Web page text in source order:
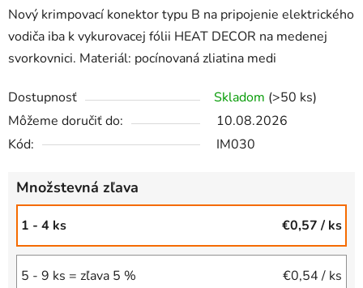
Nový krimpovací konektor typu B na pripojenie elektrického
vodiča iba k vykurovacej fólii HEAT DECOR na medenej
svorkovnici. Materiál: pocínovaná zliatina medi
Dostupnosť Skladom (>50 ks)
Môžeme doručiť do:
10.08.2026
Kód:
IM030
Množstevná zľava
1 - 4 ks €0,57 / ks
5 - 9 ks = zľava 5 % €0,54 / ks